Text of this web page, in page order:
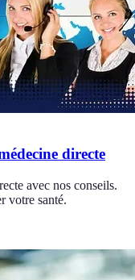
directe
avec nos conseils.
votre santé.